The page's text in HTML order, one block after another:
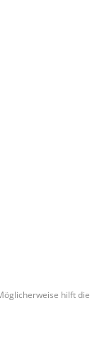
hilft die